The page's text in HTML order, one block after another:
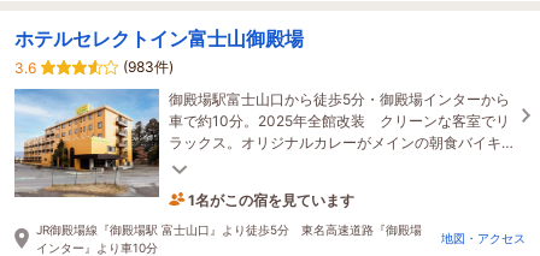
ホテルセレクトイン富士山御殿場
3.6
(983件)
御殿場駅富士山口から徒歩5分・御殿場インターから
車で約10分。2025年全館改装 クリーンな客室でリ
ラックス。オリジナルカレーがメインの朝食バイキ
ングで朝から充実した一日をお過ごしください。
1名がこの宿を見ています
4時間前に予約されました
JR御殿場線『御殿場駅 富士山口』より徒歩5分 東名高速道路『御殿場
インター』より車10分
地図・アクセス